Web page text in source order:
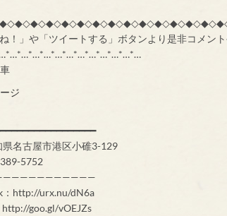
！」や「ツイートする」ボタンより是非コメン
ジ
県名古屋市港区小碓3-129
5752
：http://urx.nu/dN6a
goo.gl/vOEJZs